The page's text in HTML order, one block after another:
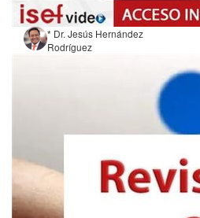
* Dr. Jesús Hernández
Rodríguez